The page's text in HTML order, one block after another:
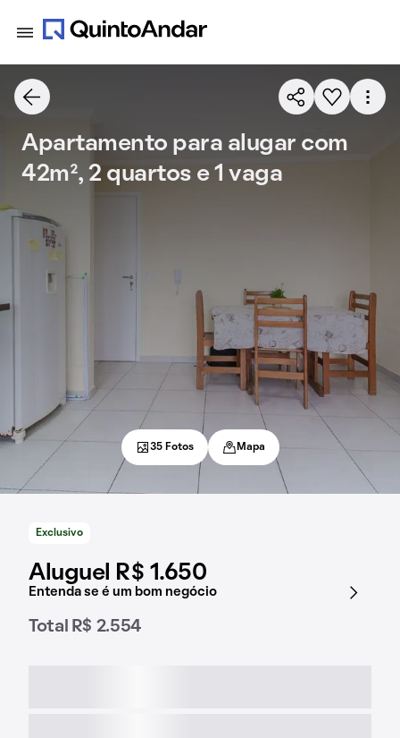
Exclusivo
Aluguel R$ 1.650
Entenda se é um bom negócio
Total R$ 2.554
Apartamento para alugar com
42m², 2 quartos e 1 vaga
35 Fotos Mapa